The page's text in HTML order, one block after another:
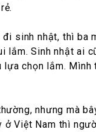
sinh nhật, thì
Sinh nhật ai
chọn lắm.
nhưng mà
Việt Nam thì